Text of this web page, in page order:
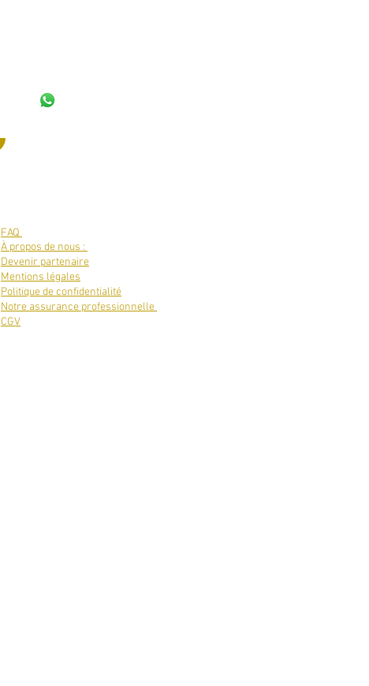
FAQ
À propos de nous :
Devenir partenaire
Mentions légales
Politique de confidentialité
Notre assurance professionnelle
CGV